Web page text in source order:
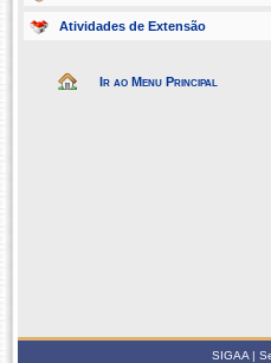
Atividades de Extensão
Ir ao Menu Principal
SIGAA |